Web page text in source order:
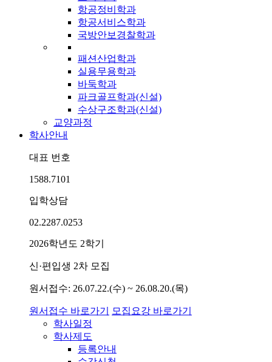
항공정비학과
항공서비스학과
국방안보경찰학과
패션산업학과
실용무용학과
바둑학과
파크골프학과(신설)
수상구조학과(신설)
교양과정
학사안내
대표 번호
1588.7101
입학상담
02.2287.0253
2026학년도 2학기
신·편입생 2차 모집
원서접수: 26.07.22.(수) ~ 26.08.20.(목)
원서접수 바로가기
모집요강 바로가기
학사일정
학사제도
등록안내